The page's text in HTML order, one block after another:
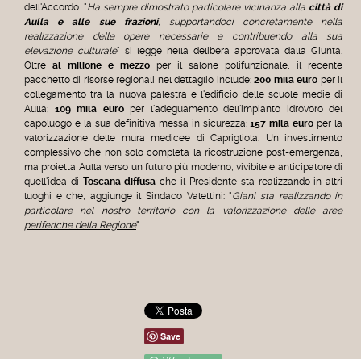
dell'Accordo. "Ha sempre dimostrato particolare vicinanza alla città di
Aulla e alle sue frazioni, supportandoci concretamente nella
realizzazione delle opere necessarie e contribuendo alla sua
elevazione culturale" si legge nella delibera approvata dalla Giunta.
Oltreal milione e mezzo per il salone polifunzionale, il recente
pacchetto di risorse regionali nel dettaglio include:200 mila euro per il
collegamento tra la nuova palestra e l'edificio delle scuole medie di
Aulla; 109 mila europer l'adeguamento dell'impianto idrovoro del
capoluogo e la sua definitiva messa in sicurezza;157 mila euro per la
valorizzazione delle mura medicee di Caprigliola. Un investimento
complessivo che non solo completa la ricostruzione post-emergenza,
ma proietta Aulla verso un futuro più moderno, vivibile e anticipatore di
quell'idea di Toscana diffusa che il Presidente sta realizzando in altri
luoghi e che, aggiunge il Sindaco Valettini: "Giani sta realizzando in
particolare nel nostro territorio con la valorizzazione delle aree
periferiche della Regione".
Save